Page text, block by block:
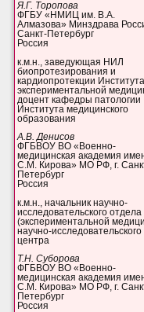
Я.Г. Торопова
ФГБУ «НМИЦ им. В.А.
Алмазова» Минздрава
Санкт-Петербург
Россия
к.м.н., заведующая НИЛ
биопротезирования и
кардиопротекции Института
экспериментальной
доцент кафедры патологии
Института медицинского
образования
А.В. Денисов
ФГБВОУ ВО «Военно-
медицинская академия
С.М. Кирова» МО РФ, г.
Петербург
Россия
к.м.н., начальник научно-
исследовательского отдела
(экспериментальной
научно-исследовательского
центра
Т.Н. Суборова
ФГБВОУ ВО «Военно-
медицинская академия
С.М. Кирова» МО РФ, г.
Петербург
Россия